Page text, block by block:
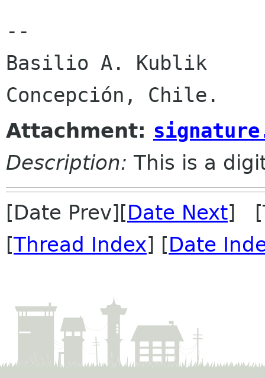
--
Basilio A. Kublik
Attachment:
Description: This is a
[Date Prev][Date Next]
[Thread Index] [Date